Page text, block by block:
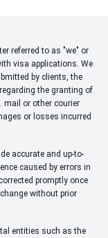
referred to as "we" or
visa applications. We
by clients, the
the granting of
mail or other courier
or losses incurred
accurate and up-to-
caused by errors in
promptly once
without prior
entities such as the